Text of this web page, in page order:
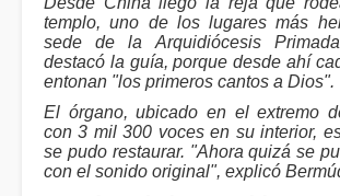
templo, uno de los lugares más
sede de la Arquidiócesis
destacó la guía, porque desde ahí
entonan "los primeros cantos a Dios".
El órgano, ubicado en el extremo
con 3 mil 300 voces en su interior,
se pudo restaurar. "Ahora quizá se
con el sonido original", explicó